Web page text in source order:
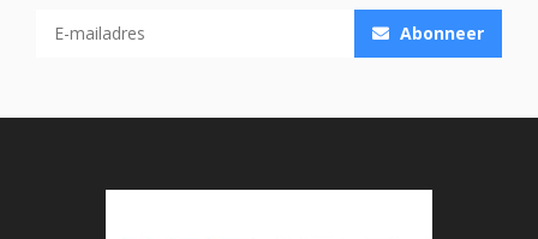
Abonneer